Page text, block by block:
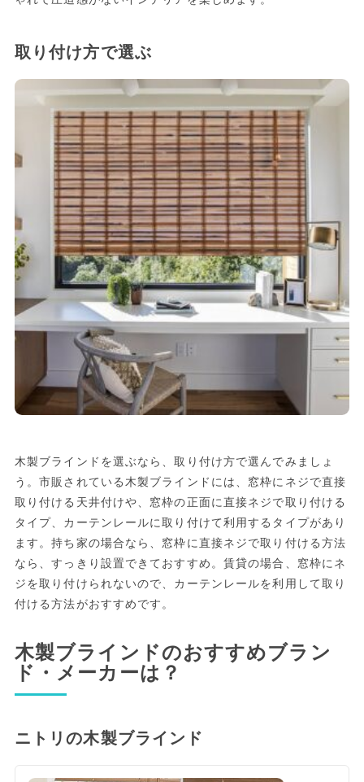
取り付け方で選ぶ
木製ブラインドを選ぶなら、取り付け方で選んでみましょ
う。市販されている木製ブラインドには、窓枠にネジで直接
取り付ける天井付けや、窓枠の正面に直接ネジで取り付ける
タイプ、カーテンレールに取り付けて利用するタイプがあり
ます。持ち家の場合なら、窓枠に直接ネジで取り付ける方法
なら、すっきり設置できておすすめ。賃貸の場合、窓枠にネ
ジを取り付けられないので、カーテンレールを利用して取り
付ける方法がおすすめです。
木製ブラインドのおすすめブラン
ド・メーカーは？
ニトリの木製ブラインド